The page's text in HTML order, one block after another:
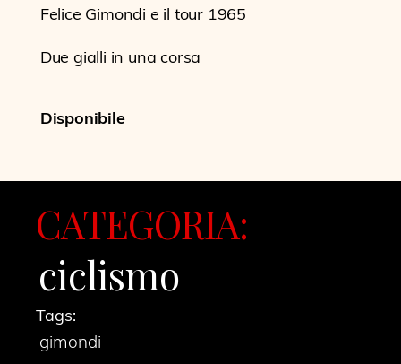
Felice Gimondi e il tour 1965
Due gialli in una corsa
Disponibile
CATEGORIA:
ciclismo
Tags:
gimondi